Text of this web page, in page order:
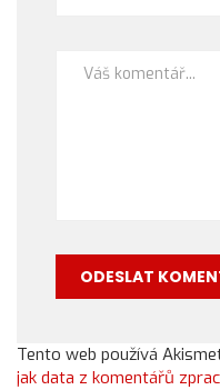
Tento web používá
jak data z komentářů